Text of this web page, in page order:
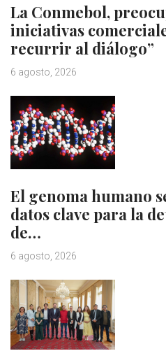
La Conmebol,
iniciativas
recurrir al diálogo”
6 agosto, 2026
El genoma humano
datos clave para la
de…
6 agosto, 2026